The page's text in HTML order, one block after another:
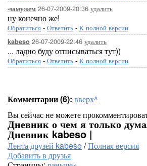
-замужем 26-07-2009-20:36 удалить
ну конечно же!
Обратиться - Ответить - К полной версии
kabeso 26-07-2009-22:46 удалить
... ладно буду отписываться тут))
Обратиться - Ответить - К полной версии
Комментарии (6): вверх^
Вы сейчас не можете
Дневник о чем я только
Дневник kabeso |
Лента друзей kabeso/Полная версия
Добавить в друзья